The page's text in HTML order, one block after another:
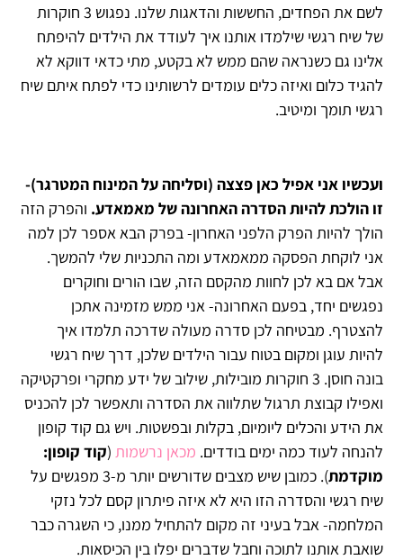
לשם את הפחדים, החששות והדאגות שלנו. נפגוש 3 חוקרות
של שיח רגשי שילמדו אותנו איך לעודד את הילדים להיפתח
אלינו גם כשנראה שהם ממש לא בקטע, מתי כדאי דווקא לא
להגיד כלום ואיזה כלים עומדים לרשותינו כדי לפתח איתם שיח
רגשי תומך ומיטיב.
ועכשיו אני אפיל כאן פצצה (וסליחה על המינוח המטרגר)-
זו הולכת להיות הסדרה האחרונה של מאמאדע. והפרק הזה
הולך להיות הפרק הלפני האחרון- בפרק הבא אספר לכן למה
אני לוקחת הפסקה ממאמאדע ומה התכניות שלי להמשך.
אבל אם בא לכן לחוות מהקסם הזה, שבו הורים וחוקרים
נפגשים יחד, בפעם האחרונה- אני ממש מזמינה אתכן
להצטרף. מבטיחה לכן סדרה מעולה שדרכה תלמדו איך
להיות עוגן ומקום בטוח עבור הילדים שלכן, דרך שיח רגשי
בונה חוסן. 3 חוקרות מובילות, שילוב של ידע מחקרי ופרקטיקה
ואפילו קבוצת תרגול שתלווה את הסדרה ותאפשר לכן להכניס
את הידע והכלים ליומיום, בקלות ובפשטות. ויש גם קוד קופון
להנחה לעוד כמה ימים בודדים. מכאן נרשמות (קוד קופון:
מוקדמת
). כמובן שיש מצבים שדורשים יותר מ-3 מפגשים על
שיח רגשי והסדרה הזו היא לא איזה פיתרון קסם לכל נזקי
המלחמה- אבל בעיני זה מקום להתחיל ממנו, כי השגרה כבר
שואבת אותנו לתוכה וחבל שדברים יפלו בין הכיסאות.